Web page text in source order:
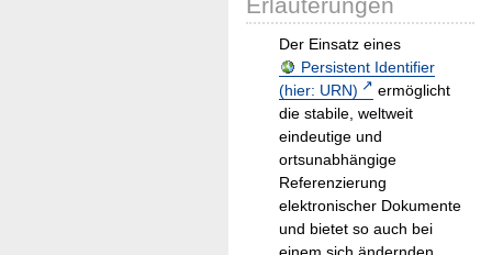
Erläuterungen
Der Einsatz eines
Persistent Identifier
(hier: URN)
ermöglicht
die stabile, weltweit
eindeutige und
ortsunabhängige
Referenzierung
elektronischer Dokumente
und bietet so auch bei